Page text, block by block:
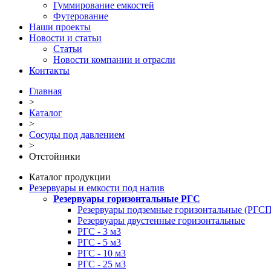
Гуммирование емкостей
Футерование
Наши проекты
Новости и статьи
Статьи
Новости компании и отрасли
Контакты
Главная
>
Каталог
>
Сосуды под давлением
>
Отстойники
Каталог продукции
Резервуары и емкости под налив
Резервуары горизонтальные РГС
Резервуары подземные горизонтальные
Резервуары двустенные горизонтальные
РГС - 3 м3
РГС - 5 м3
РГС - 10 м3
РГС - 25 м3